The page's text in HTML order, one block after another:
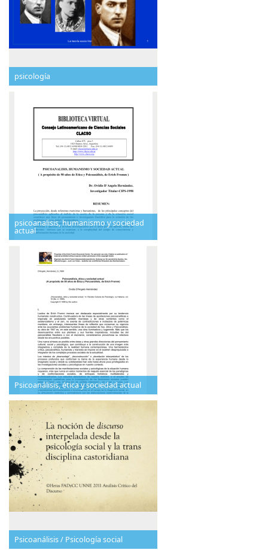
psicología
psicoanalisis, humanismo y sociedad
actual
Psicoanálisis, ética y sociedad actual
Psicoanálisis / Psicología social